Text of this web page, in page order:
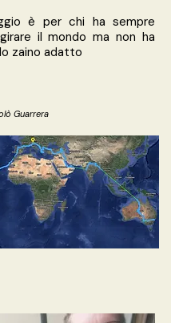
è per chi ha sempre
il mondo ma non ha
zaino adatto
Guarrera